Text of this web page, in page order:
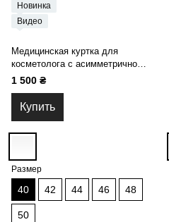
Новинка
Видео
Медицинская куртка для
косметолога с асимметричной
застежкой на пуговицах белая
1 500 ₴
Купить
Размер
40 42 44 46 48
50